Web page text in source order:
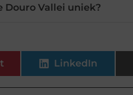
Vallei uniek?
LinkedIn